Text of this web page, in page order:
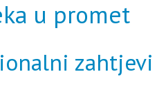
u promet
zahtjevi